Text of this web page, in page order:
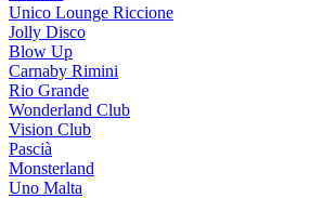
Unico Lounge Riccione
Jolly Disco
Blow Up
Carnaby Rimini
Rio Grande
Wonderland Club
Vision Club
Pascià
Monsterland
Uno Malta